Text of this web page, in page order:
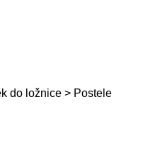
do ložnice > Postele